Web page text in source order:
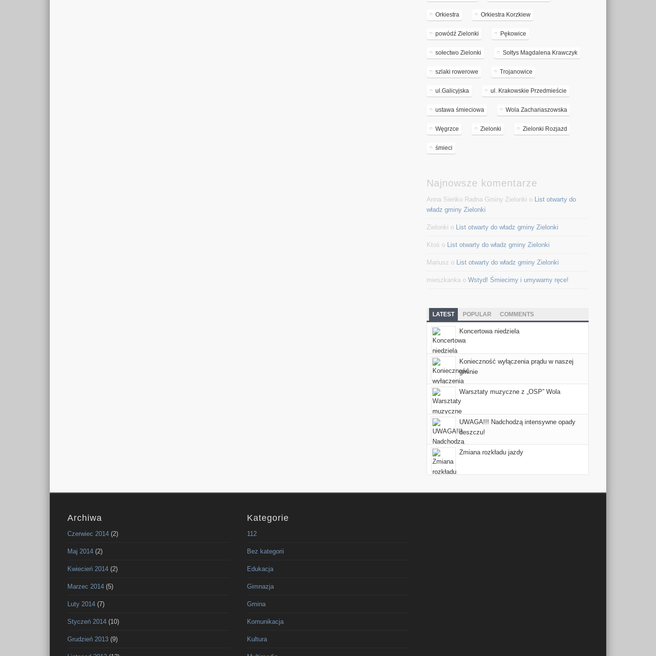
Orkiestra Orkiestra Korzkiew
powódź Zielonki Pękowice
sołectwo Zielonki Sołtys Magdalena Krawczyk
szlaki rowerowe Trojanowice
ul.Galicyjska ul. Krakowskie Przedmieście
ustawa śmieciowa Wola Zachariaszowska
Węgrzce Zielonki Zielonki Rozjazd
śmieci
Najnowsze komentarze
Anna Sieńko Radna Gminy Zielonki o List otwarty do
władz gminy Zielonki
Zielonki o List otwarty do władz gminy Zielonki
Ktoś o List otwarty do władz gminy Zielonki
Mariusz o List otwarty do władz gminy Zielonki
mieszkanka oWstyd! Śmiecimy i umywamy ręce!
LATEST POPULAR COMMENTS
Koncertowa niedziela
Konieczność wyłączenia prądu w naszej
gminie
Warsztaty muzyczne z „OSP” Wola
UWAGA!!! Nadchodzą intensywne opady
deszczu!
Zmiana rozkładu jazdy
Archiwa
Czerwiec 2014 (2)
Maj 2014 (2)
Kwiecień 2014 (2)
Marzec 2014 (5)
Luty 2014 (7)
Styczeń 2014 (10)
Grudzień 2013 (9)
Kategorie
112
Bez kategorii
Edukacja
Gimnazja
Gmina
Komunikacja
Kultura